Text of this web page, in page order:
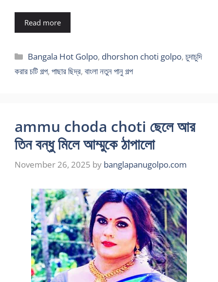
Read more
Categories
Bangala Hot Golpo, dhorshon choti golpo,চুদাচুদি
করার চটি গল্প, পাছার ছিদ্র, বাংলা নতুন পানু গল্প
ammu choda choti ছেলে আর
তিন বন্ধু মিলে আম্মুকে ঠাপালো
November 26, 2025 by banglapanugolpo.com